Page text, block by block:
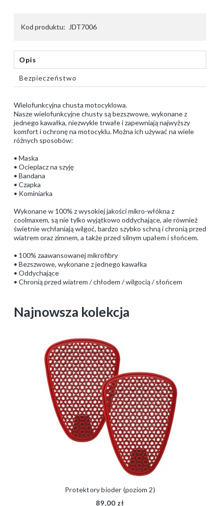
Kod produktu: JDT7006
Opis
Bezpieczeństwo
Wielofunkcyjna chusta motocyklowa.
Nasze wielofunkcyjne chusty są bezszwowe, wykonane z
jednego kawałka, niezwykle trwałe i zapewniają najwyższy
komfort i ochronę na motocyklu. Można ich używać na wiele
różnych sposobów:
• Maska
• Ocieplacz na szyję
• Bandana
• Czapka
• Kominiarka
Wykonane w 100% z wysokiej jakości mikro-włókna z
coolmaxem, są nie tylko wyjątkowo oddychające, ale również
świetnie wchłaniają wilgoć, bardzo szybko schną i chronią przed
wiatrem oraz zimnem, a także przed silnym upałem i słońcem.
• 100% zaawansowanej mikrofibry
• Bezszwowe, wykonane z jednego kawałka
• Oddychające
• Chronią przed wiatrem / chłodem / wilgocią / słońcem
Najnowsza kolekcja
Protektory bioder (poziom 2)
89,00 zł